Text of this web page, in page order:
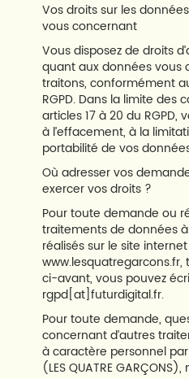
Vos droits sur les
vous concernant
Vous disposez de droits
quant aux données vous
traitons, conformément
RGPD. Dans la limite des
articles 17 à 20 du RGPD,
à l’effacement, à la
portabilité de vos
Où adresser vos
exercer vos droits ?
Pour toute demande ou
traitements de données
réalisés sur le site internet
www.lesquatregarcons.fr,
ci-avant, vous pouvez
rgpd[at]futurdigital.fr.
Pour toute demande,
concernant d’autres
à caractère personnel par
(LES QUATRE